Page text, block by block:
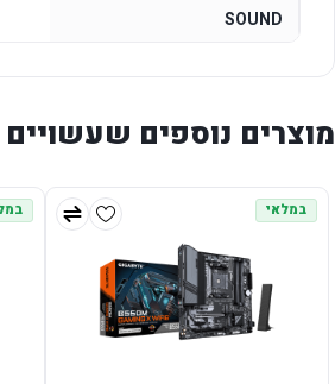
SOUND
מוצרים נוספים שעשויים
במלאי